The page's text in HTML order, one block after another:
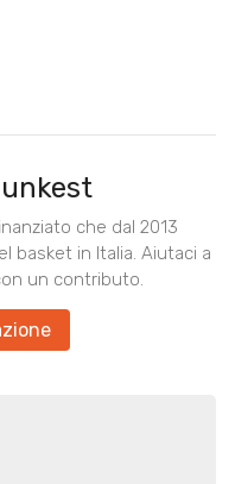
che dal 2013
basket in Italia. Aiutaci a
un contributo.